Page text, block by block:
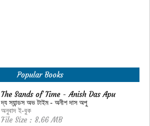
Popular Books
The Sands of Time - Anish Das Apu
দ্য স্যান্ডস অভ টাইম - অনীশ দাস অপু
অনুবাদ ই-বুক
File Size : 8.66 MB